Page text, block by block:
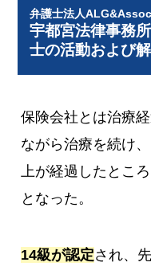
弁護士法人
宇都宮法律事務
士の活動および
保険会社とは治療
ながら治療を続け
上が経過したとこ
となった。
14級が認定され、